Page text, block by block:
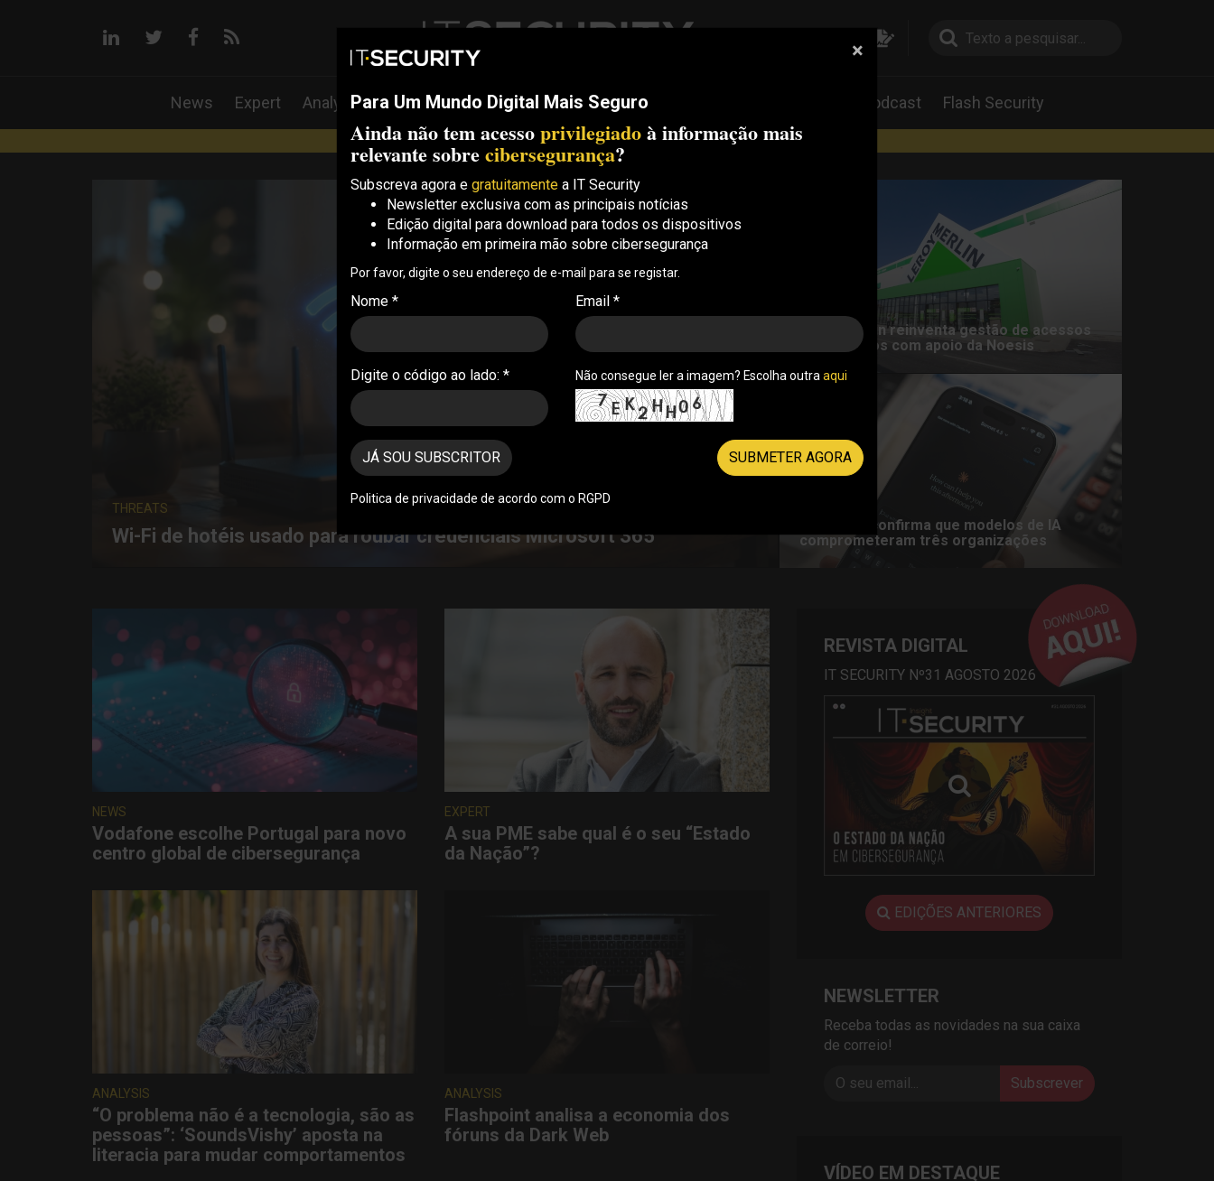
linkedin twitter facebook
RSS
News Expert Analysis iTech Threats Compliance Opinion Podcast Flash Security
IT Security Conference Lisboa: 8 de Outubro 2026 ✔️ Inscrições abertas
CNCS reforça alertas para vulnerabilidades críticas em software
empresarial
Leroy Merlin reinventa gestão de acessos
privilegiados com apoio da Noesis
Anthropic confirma que modelos de IA
comprometeram três organizações
NEWS
Vodafone escolhe Portugal para novo
centro global de cibersegurança
EXPERT
A sua PME sabe qual é o seu “Estado
da Nação”?
ANALYSIS
“O problema não é a tecnologia, são as
pessoas”: ‘SoundsVishy’ aposta na
literacia para mudar comportamentos
ANALYSIS
Flashpoint analisa a economia dos
fóruns da Dark Web
REVISTA DIGITAL
IT SECURITY Nº31 AGOSTO 2026
EDIÇÕES ANTERIORES
NEWSLETTER
Receba todas as novidades na sua caixa
de correio!
Subscrever
VÍDEO EM DESTAQUE
×
Para Um Mundo Digital Mais Seguro
Ainda não tem acessoprivilegiadoà informação mais
relevante sobrecibersegurança?
Subscreva agora e gratuitamente a IT Security
Newsletter exclusiva com as principais notícias
Edição digital para download para todos os dispositivos
Informação em primeira mão sobre cibersegurança
Por favor, digite o seu endereço de e-mail para se registar.
Nome * Email *
Digite o código ao lado: * Não consegue ler a imagem? Escolha outraaqui
JÁ SOU SUBSCRITOR SUBMETER AGORA
Politica de privacidade de acordo com o RGPD